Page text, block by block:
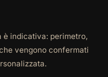
è indicativa: perimetro,
vengono confermati